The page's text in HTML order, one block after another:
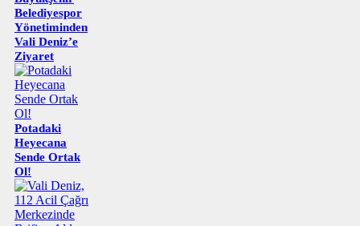
Belediyespor
Yönetiminden
Vali Deniz’e
Ziyaret
Potadaki
Heyecana
Sende Ortak
Ol!